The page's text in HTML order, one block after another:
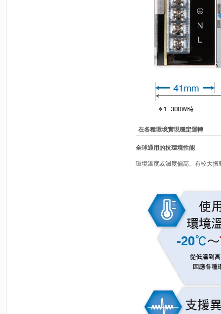
在各種環境實現穩定運轉
全球通用的抗環境性能
環境溫度或濕度偏高、有較大